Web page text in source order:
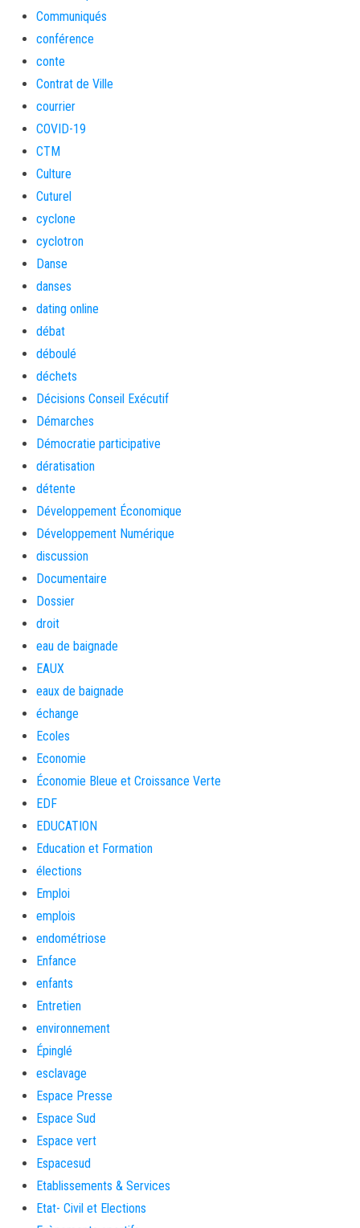
Communiqués
conférence
conte
Contrat de Ville
courrier
COVID-19
CTM
Culture
Cuturel
cyclone
cyclotron
Danse
danses
dating online
débat
déboulé
déchets
Décisions Conseil Exécutif
Démarches
Démocratie participative
dératisation
détente
Développement Économique
Développement Numérique
discussion
Documentaire
Dossier
droit
eau de baignade
EAUX
eaux de baignade
échange
Ecoles
Economie
Économie Bleue et Croissance Verte
EDF
EDUCATION
Education et Formation
élections
Emploi
emplois
endométriose
Enfance
enfants
Entretien
environnement
Épinglé
esclavage
Espace Presse
Espace Sud
Espace vert
Espacesud
Etablissements & Services
Etat- Civil et Elections